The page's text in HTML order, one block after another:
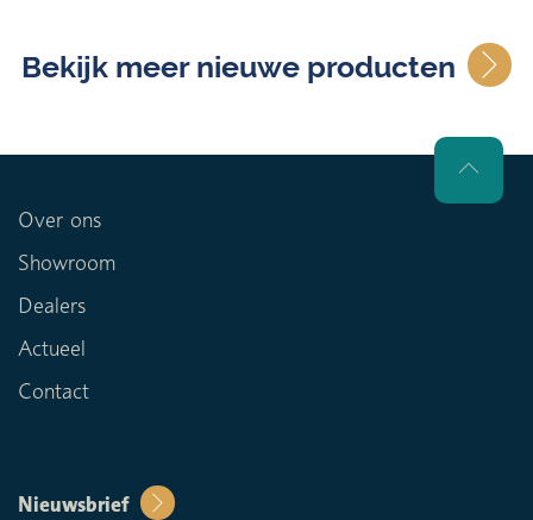
Bekijk meer nieuwe producten
Over ons
Showroom
Dealers
Actueel
Contact
Nieuwsbrief